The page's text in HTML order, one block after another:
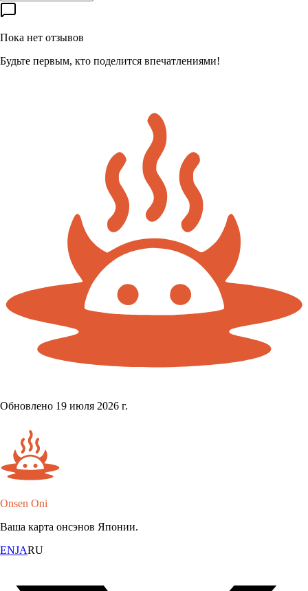
Пока нет отзывов
Будьте первым, кто поделится впечатлениями!
Обновлено 19 июля 2026 г.
Onsen Oni
Ваша карта онсэнов Японии.
ENJARU